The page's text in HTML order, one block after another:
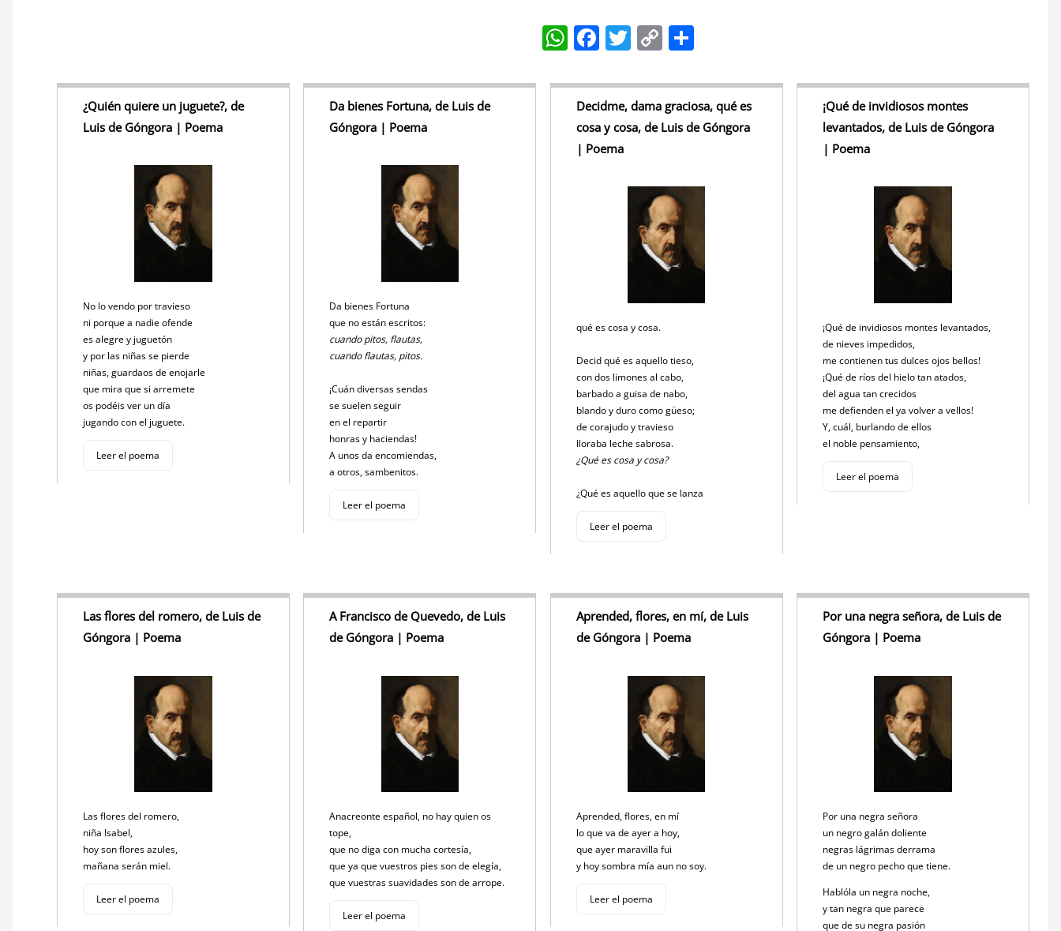
W
h
at
s
A
p
F
a
c
e
b
o
T
w
itt
er
C
o
p
y
Li
k
S
h
ar
e
¿Quién quiere un juguete?, de
Luis de Góngora | Poema
No lo vendo por travieso
ni porque a nadie ofende
es alegre y juguetón
y por las niñas se pierde
niñas, guardaos de enojarle
que mira que si arremete
os podéis ver un día
jugando con el juguete.
Leer el poema
Da bienes Fortuna, de Luis de
Góngora | Poema
Da bienes Fortuna
que no están escritos:
cuando pitos, flautas,
cuando flautas, pitos.
¡Cuán diversas sendas
se suelen seguir
en el repartir
honras y haciendas!
A unos da encomiendas,
a otros, sambenitos.
Leer el poema
Decidme, dama graciosa, qué es
cosa y cosa, de Luis de Góngora
| Poema
qué es cosa y cosa.
Decid qué es aquello tieso,
con dos limones al cabo,
barbado a guisa de nabo,
blando y duro como güeso;
de corajudo y travieso
lloraba leche sabrosa.
¿Qué es cosa y cosa?
¿Qué es aquello que se lanza
Leer el poema
¡Qué de invidiosos montes
levantados, de Luis de Góngora
| Poema
¡Qué de invidiosos montes levantados,
de nieves impedidos,
me contienen tus dulces ojos bellos!
¡Qué de ríos del hielo tan atados,
del agua tan crecidos
me defienden el ya volver a vellos!
Y, cuál, burlando de ellos
el noble pensamiento,
Leer el poema
Las flores del romero, de Luis de
Góngora | Poema
Las flores del romero,
niña Isabel,
hoy son flores azules,
mañana serán miel.
Leer el poema
A Francisco de Quevedo, de Luis
de Góngora | Poema
Anacreonte español, no hay quien os
tope,
que no diga con mucha cortesía,
que ya que vuestros pies son de elegía,
que vuestras suavidades son de arrope.
Leer el poema
Aprended, flores, en mí, de Luis
de Góngora | Poema
Aprended, flores, en mí
lo que va de ayer a hoy,
que ayer maravilla fui
y hoy sombra mía aun no soy.
Leer el poema
Por una negra señora, de Luis de
Góngora | Poema
Por una negra señora
un negro galán doliente
negras lágrimas derrama
de un negro pecho que tiene.
Hablóla un negra noche,
y tan negra que parece
que de su negra pasión